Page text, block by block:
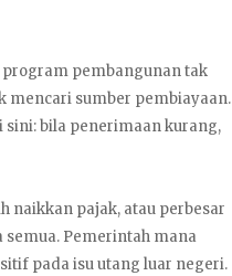
program pembangunan tak
mencari sumber pembiayaan.
sini: bila penerimaan kurang,
naikkan pajak, atau perbesar
Pemerintah mana
pada isu utang luar negeri.